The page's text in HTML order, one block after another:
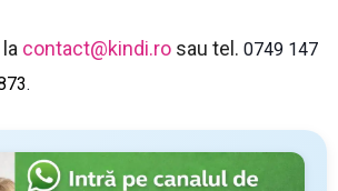
contact@kindi.ro sau tel. 0749 147
.